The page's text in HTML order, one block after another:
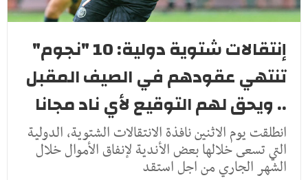
إنتقالات شتوية دولية: 10 "نجوم"
تنتهي عقودهم في الصيف المقبل
.. ويحق لهم التوقيع لأي ناد مجانا
انطلقت يوم الاثنين نافذة الانتقالات الشتوية, الدولية
التي تسعى خلالها بعض الأندية لإنفاق الأموال خلال
الشهر الجاري من اجل استقد